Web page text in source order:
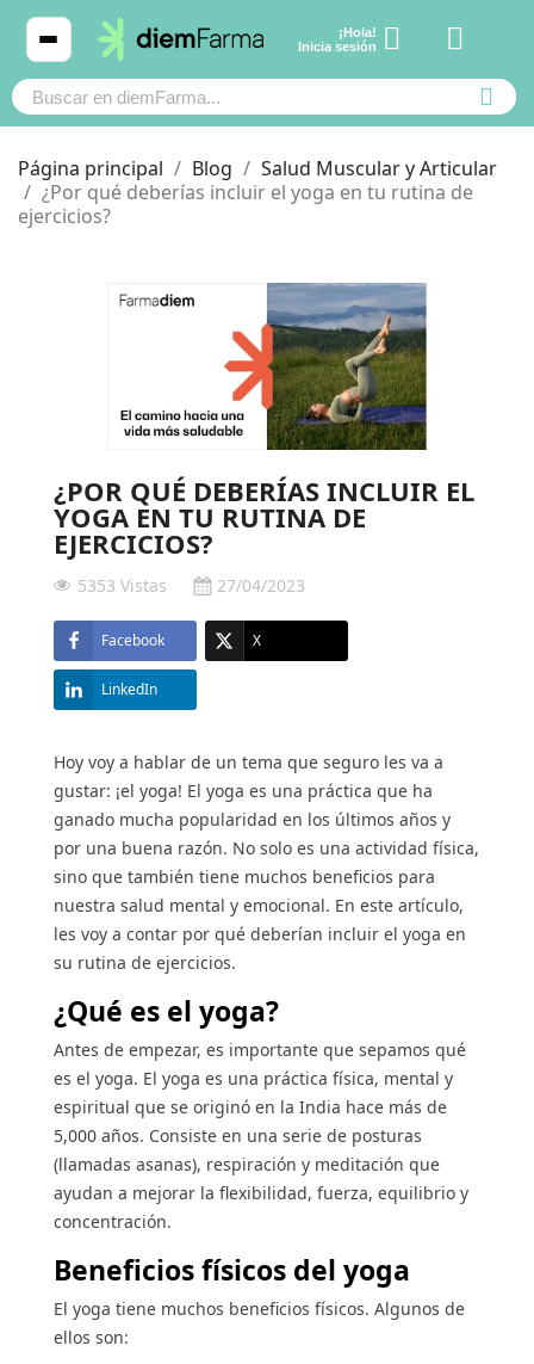
Bebé y mamá
Productos naturales y dietética
Mascotas
Protección solar
Higiene
Ortopedia
Salud
¡Hola!
Inicia sesión
Ver carrito
Bebé y mamá
Productos naturales y dietética
Mascotas
Protección solar
Higiene
Ortopedia
Salud
Página principal Blog
Salud Muscular y Articular
¿Por qué deberías incluir el yoga en tu rutina de
ejercicios?
¿POR QUÉ DEBERÍAS INCLUIR EL
YOGA EN TU RUTINA DE
EJERCICIOS?
5353 Vistas 27/04/2023
Facebook X
LinkedIn
Hoy voy a hablar de un tema que seguro les va a
gustar: ¡el yoga! El yoga es una práctica que ha
ganado mucha popularidad en los últimos años y
por una buena razón. No solo es una actividad física,
sino que también tiene muchos beneficios para
nuestra salud mental y emocional. En este artículo,
les voy a contar por qué deberían incluir el yoga en
su rutina de ejercicios.
¿Qué es el yoga?
Antes de empezar, es importante que sepamos qué
es el yoga. El yoga es una práctica física, mental y
espiritual que se originó en la India hace más de
5,000 años. Consiste en una serie de posturas
(llamadas asanas), respiración y meditación que
ayudan a mejorar la flexibilidad, fuerza, equilibrio y
concentración.
Beneficios físicos del yoga
El yoga tiene muchos beneficios físicos. Algunos de
ellos son: